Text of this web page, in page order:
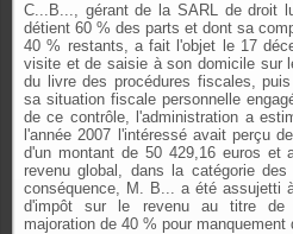
C...B..., gérant de la SARL de droit
détient 60 % des parts et dont sa
40 % restants, a fait l'objet le 17
visite et de saisie à son domicile sur
du livre des procédures fiscales,
sa situation fiscale personnelle
de ce contrôle, l'administration a
l'année 2007 l'intéressé avait perçu
d'un montant de 50 429,16 euros et
revenu global, dans la catégorie
conséquence, M. B... a été assujetti
d'impôt sur le revenu au titre de
majoration de 40 % pour manquement